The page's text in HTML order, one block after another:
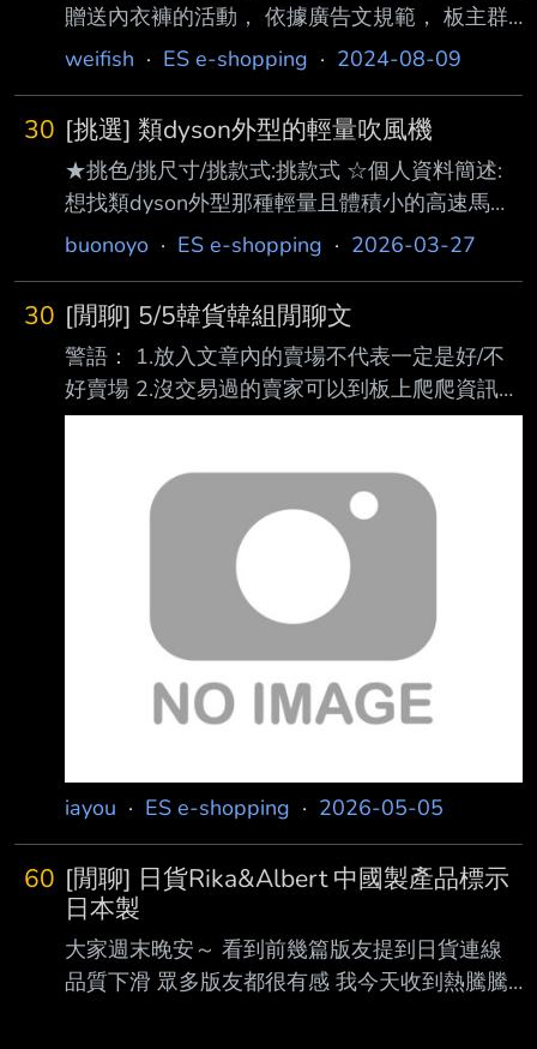
贈送內衣褲的活動， 依據廣告文規範， 板主群
決議暫時將Fashion for yes列為本版不歡迎賣
會視情況進行調整。 本文同步收錄於本板精華
區z-19(不歡迎賣家名單)留存， 供板友日後備
查。 --
weifish · ES e-shopping · 2024-08-09
30 [挑選] 類dyson外型的輕量吹風機
★挑色/挑尺寸/挑款式:挑款式 ☆個人資料簡述:
想找類dyson外型那種輕量且體積小的高速馬達
吹風機 ★挑選需求: 預算1千多到2千多都能接受
https://www.momoshop.com.tw/goods/GoodsD
etail.jsp?i_code=14743722 ☆猶豫不決: 價格最
便宜，且日本品牌這點也有加分，很多人推薦
TESCOM都是說CP值很高，這支是1200W另 外
buonoyo · ES e-shopping · 2026-03-27
30 [閒聊] 5/5韓貨韓組閒聊文
警語： 1.放入文章內的賣場不代表一定是好/不
好賣場 2.沒交易過的賣家可以到板上爬爬資訊或
是推文詢問板友 3.本文僅做資訊彙整，不代表任
推文區自由討論，也歡迎討論不在名單內的賣家
-------------------- Chan：~5/6 最後收單
https://www.chanw.com.tw/ Dobe：~5/7 棄標
單件免運 https://www.dobekorea.com.tw/
SHIN：5/3~5/9 https://www.shins
iayou · ES e-shopping · 2026-05-05
60 [閒聊] 日貨Rika&Albert 中國製產品標示
日本製
大家週末晚安～ 看到前幾篇版友提到日貨連線
品質下滑 眾多版友都很有感 我今天收到熱騰騰